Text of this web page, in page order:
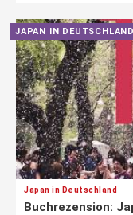
JAPAN IN DEUTSCHLAND
Japan in Deutschland
Buchrezension: